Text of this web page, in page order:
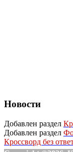
Новости
Добавлен раздел
Добавлен раздел
Кроссворд без